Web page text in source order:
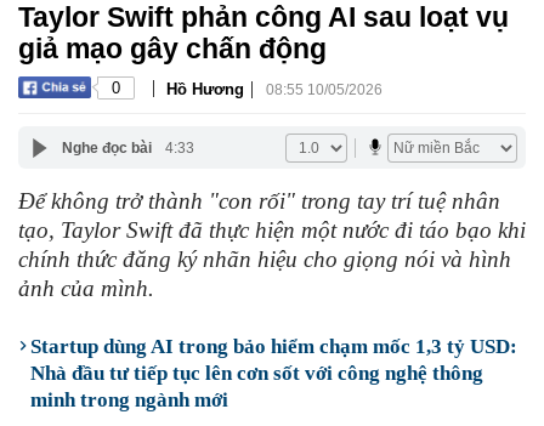
Taylor Swift phản công AI sau loạt vụ
giả mạo gây chấn động
0 | Hồ Hương | 08:55 10/05/2026
Nghe đọc bài 4:33
Để không trở thành "con rối" trong tay trí tuệ nhân
tạo, Taylor Swift đã thực hiện một nước đi táo bạo khi
chính thức đăng ký nhãn hiệu cho giọng nói và hình
ảnh của mình.
Startup dùng AI trong bảo hiểm chạm mốc 1,3 tỷ USD:
Nhà đầu tư tiếp tục lên cơn sốt với công nghệ thông
minh trong ngành mới